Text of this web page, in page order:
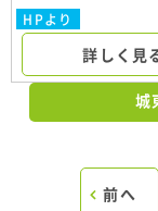
HPより
詳しく見
城
前へ